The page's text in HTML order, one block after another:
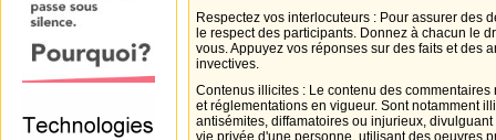
Respectez vos interlocuteurs : Pour assurer des
le respect des participants. Donnez à chacun le
vous. Appuyez vos réponses sur des faits et des
invectives.
Contenus illicites : Le contenu des
et réglementations en vigueur. Sont notamment
antisémites, diffamatoires ou injurieux,
vie privée d'une personne, utilisant des oeuvres